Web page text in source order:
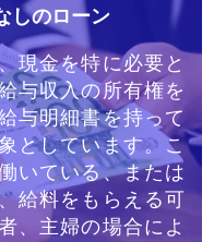
しのローン
現金を特に必要と
与収入の所有権を
与明細書を持って
としています。こ
いている、または
給料をもらえる可
、主婦の場合によ